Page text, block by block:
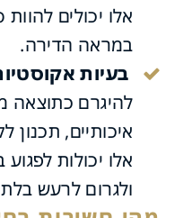
אלו יכולים להוות
במראה הדירה.
בעיות
להיגרם כתוצאה
איכותיים, תכנון
אלו יכולות
ולגרום לרעש